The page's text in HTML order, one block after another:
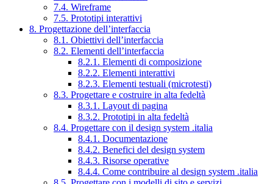
7.4. Wireframe
7.5. Prototipi interattivi
8. Progettazione dell’interfaccia
8.1. Obiettivi dell’interfaccia
8.2. Elementi dell’interfaccia
8.2.1. Elementi di composizione
8.2.2. Elementi interattivi
8.2.3. Elementi testuali (microtesti)
8.3. Progettare e costruire in alta fedeltà
8.3.1. Layout di pagina
8.3.2. Prototipi in alta fedeltà
8.4. Progettare con il design system .italia
8.4.1. Documentazione
8.4.2. Benefici del design system
8.4.3. Risorse operative
8.4.4. Come contribuire al design system .italia